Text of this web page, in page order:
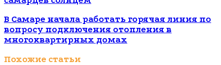
В Самаре начала работать горячая линия по
вопросу подключения отопления в
многоквартирных домах
Похожие статьи